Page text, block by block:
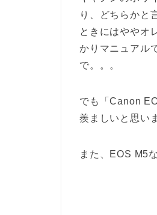
り、どちらかと
ときにはややオ
かりマニュアル
で。。。
でも「Canon
羨ましいと思い
また、EOS M5